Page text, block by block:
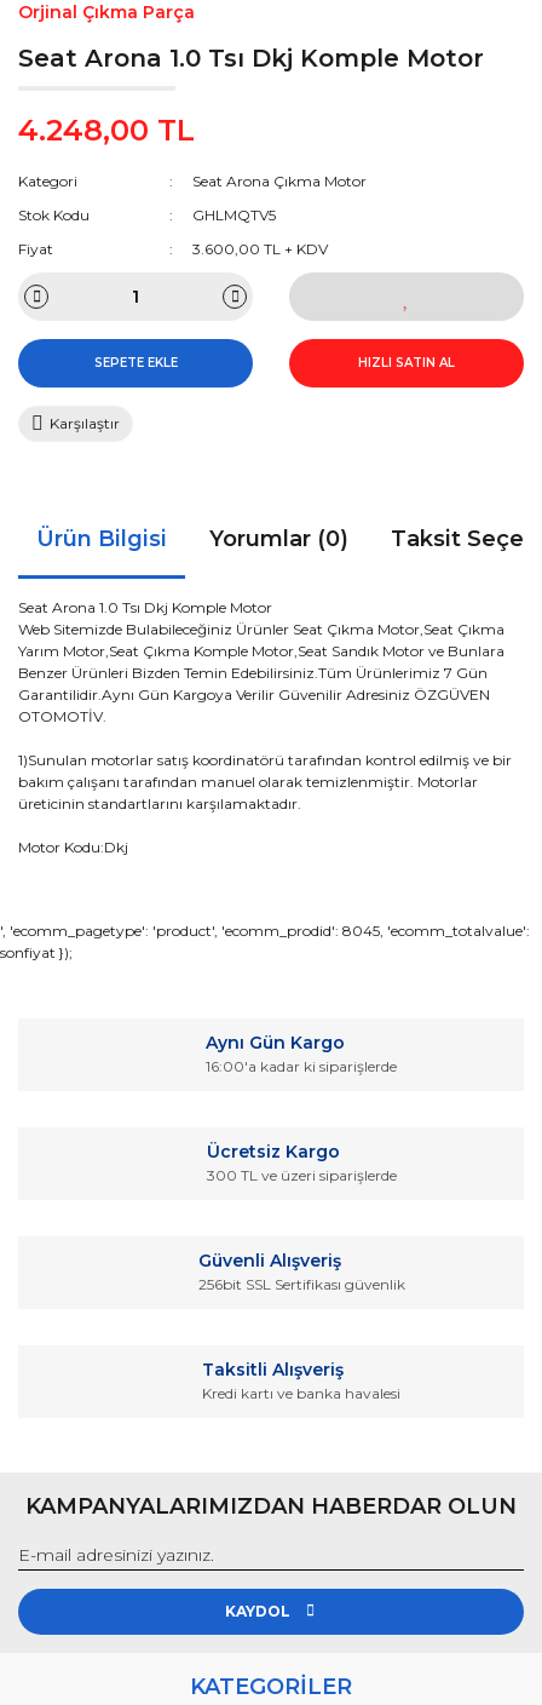
Orjinal Çıkma Parça
Seat Arona 1.0 Tsı Dkj Komple Motor
4.248,00 TL
Kategori
Seat Arona Çıkma Motor
Stok Kodu
GHLMQTV5
Fiyat
3.600,00 TL + KDV
SEPETE EKLE HIZLI SATIN AL
Karşılaştır
Ürün Bilgisi Yorumlar (0) Taksit
Seat Arona 1.0 Tsı Dkj Komple Motor
Web Sitemizde Bulabileceğiniz Ürünler Seat Çıkma Motor,Seat Çıkma
Yarım Motor,Seat Çıkma Komple Motor,Seat Sandık Motor ve Bunlara
Benzer Ürünleri Bizden Temin Edebilirsiniz.Tüm Ürünlerimiz 7 Gün
Garantilidir.Aynı Gün Kargoya Verilir Güvenilir Adresiniz ÖZGÜVEN
OTOMOTİV.
1)Sunulan motorlar satış koordinatörü tarafından kontrol edilmiş ve bir
bakım çalışanı tarafından manuel olarak temizlenmiştir. Motorlar
üreticinin standartlarını karşılamaktadır.
Motor Kodu:Dkj
Yorum Yaz
Bu ürünün fiyat bilgisi, resim, ürün açıklamalarında ve diğer
konularda yetersiz gördüğünüz noktaları öneri formunu
Ürün resmi kalitesiz, bozuk veya görüntülenemiyor.
Ürün fiyatı diğer sitelerden daha pahalı.
', 'ecomm_pagetype': 'product', 'ecomm_prodid': 8045, 'ecomm_totalvalue':
sonfiyat });
Aynı Gün Kargo
16:00'a kadar ki siparişlerde
Ücretsiz Kargo
300 TL ve üzeri siparişlerde
Güvenli Alışveriş
256bit SSL Sertifikası güvenlik
Taksitli Alışveriş
Kredi kartı ve banka havalesi
KAMPANYALARIMIZDAN HABERDAR OLUN
KAYDOL
KATEGORİLER